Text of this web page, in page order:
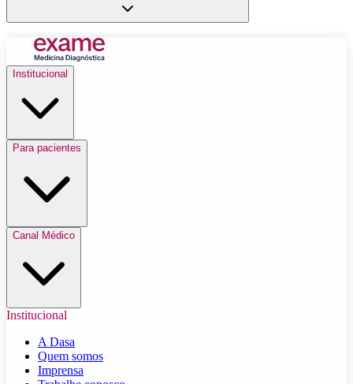
Institucional
Para pacientes
Canal Médico
Institucional
A Dasa
Quem somos
Imprensa